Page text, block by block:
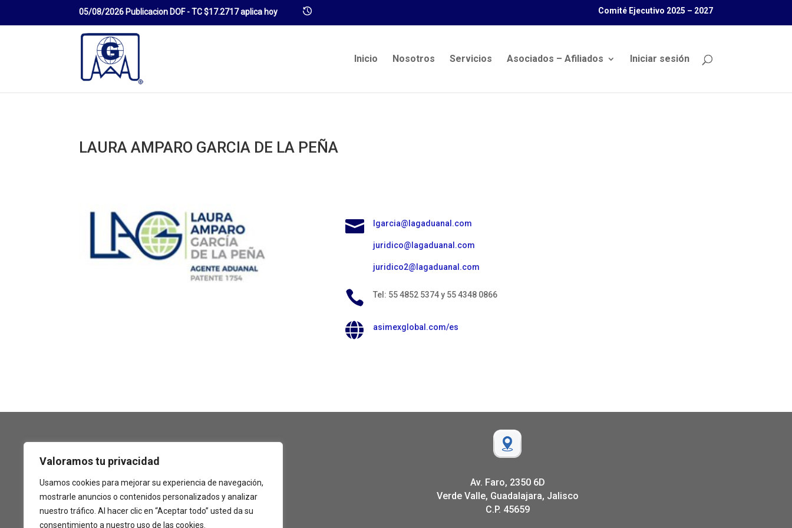
Valoramos tu privacidad
Usamos cookies para mejorar su experiencia de navegación,
mostrarle anuncios o contenidos personalizados y analizar
nuestro tráfico. Al hacer clic en “Aceptar todo” usted da su
consentimiento a nuestro uso de las cookies.
Comité Ejecutivo 2025 – 2027
Inicio Nosotros Servicios Asociados – Afiliados Iniciar sesión
LAURA AMPARO GARCIA DE LA PEÑA
 lgarcia@lagaduanal.com
juridico@lagaduanal.com
juridico2@lagaduanal.com
 Tel: 55 4852 5374 y 55 4348 0866
 asimexglobal.com/es
Av. Faro, 2350 6D
Verde Valle, Guadalajara, Jalisco
C.P. 45659